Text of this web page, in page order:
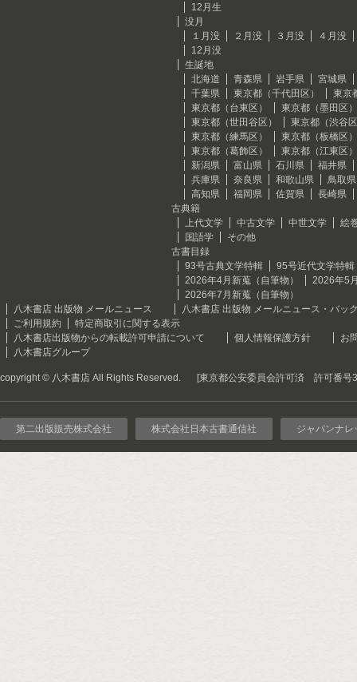
12月生
没月
１月没
２月没 ３月没
４月没
12月没
生誕地
北海道
青森県 岩手県
宮城県
千葉県
東京都（千代田区）
東京
東京都（台東区）
東京都（墨田区）
東京都（世田谷区）
東京都（渋谷
東京都（練馬区）
東京都（板橋区）
東京都（葛飾区）
東京都（江東区）
新潟県
富山県 石川県
福井県
兵庫県
奈良県 和歌山県
鳥取県
高知県
福岡県 佐賀県
長崎県
古典籍
上代文学
中古文学 中世文学
絵
国語学
その他
古書目録
93号古典文学特輯
95号近代文学特輯
2026年4月新蒐（自筆物）
2026年5
2026年7月新蒐（自筆物）
八木書店 出版物 メールニュース
八木書店 出版物 メールニュース・バッ
ご利用規約
特定商取引に関する表示
八木書店出版物からの転載許可申請について
個人情報保護方針
お
八木書店グループ
copyright © 八木書店 All Rights Reserved. [東京都公安委員会許可済 許可番号
第二出版販売株式会社 株式会社日本古書通信社 ジャパンナレ